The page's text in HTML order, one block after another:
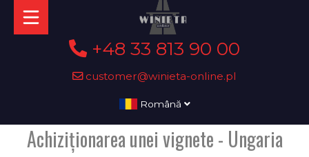
+48 33 813 90 00
customer@winieta-online.pl
Română
Achiziționarea unei vignete - Ungaria